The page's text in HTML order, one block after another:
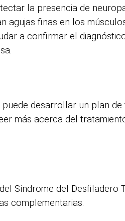
la presencia de
agujas finas en los
a confirmar el
desarrollar un plan
más acerca del
Síndrome del
complementarias.